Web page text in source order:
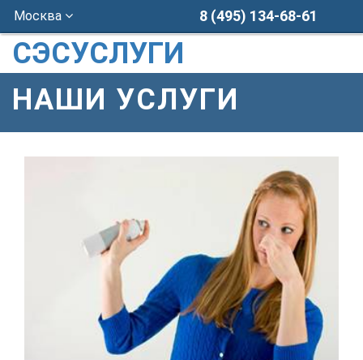
Москва 8 (495) 134-68-61
СЭСУСЛУГИ
НАШИ УСЛУГИ